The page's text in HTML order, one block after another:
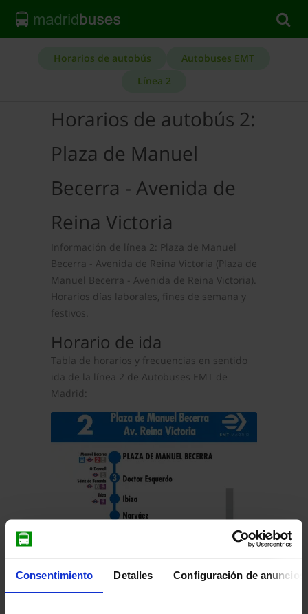
Consentimiento Detalles Configuración de anuncios
Horarios de autobús
Autobuses EMT
Línea 2
Horarios de autobús 2:
Plaza de Manuel
Becerra - Avenida de
Reina Victoria
Información de línea 2: Plaza de Manuel
Becerra - Avenida de Reina Victoria (Plaza de
Manuel Becerra - Avenida de Reina Victoria).
Horarios días laborales, fines de semana y
festivos.
Horario de ida
Tabla de horarios y frecuencias en sentido
ida de la línea 2 de Autobuses EMT de
Madrid: